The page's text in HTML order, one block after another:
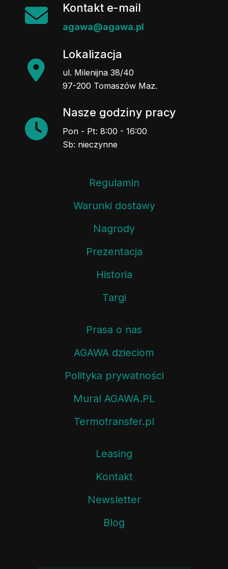
Kontakt e-mail
agawa@agawa.pl
Lokalizacja
ul. Milenijna 38/40
97-200 Tomaszów Maz.
Nasze godziny pracy
Pon - Pt: 8:00 - 16:00
Sb: nieczynne
Regulamin
Warunki dostawy
Nagrody
Prezentacja
Historia
Targi
Prasa o nas
AGAWA dzieciom
Polityka prywatności
Mural AGAWA.PL
Termotransfer.pl
Leasing
Kontakt
Newsletter
Blog